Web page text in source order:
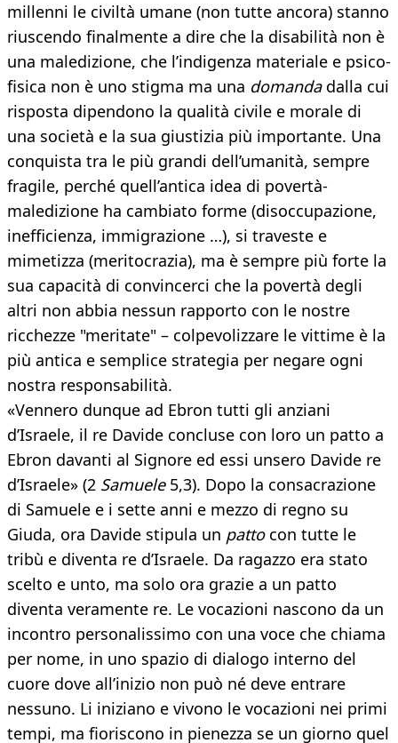
millenni le civiltà umane (non tutte ancora) stanno
riuscendo finalmente a dire che la disabilità non è
una maledizione, che l’indigenza materiale e psico-
fisica non è uno stigma ma una domandadalla cui
risposta dipendono la qualità civile e morale di
una società e la sua giustizia più importante. Una
conquista tra le più grandi dell’umanità, sempre
fragile, perché quell’antica idea di povertà-
maledizione ha cambiato forme (disoccupazione,
inefficienza, immigrazione …), si traveste e
mimetizza (meritocrazia), ma è sempre più forte la
sua capacità di convincerci che la povertà degli
altri non abbia nessun rapporto con le nostre
ricchezze "meritate" – colpevolizzare le vittime è la
più antica e semplice strategia per negare ogni
nostra responsabilità.
«Vennero dunque ad Ebron tutti gli anziani
d’Israele, il re Davide concluse con loro un patto a
Ebron davanti al Signore ed essi unsero Davide re
d’Israele» (2 Samuele5,3). Dopo la consacrazione
di Samuele e i sette anni e mezzo di regno su
Giuda, ora Davide stipula un pattocon tutte le
tribù e diventa re d’Israele. Da ragazzo era stato
scelto e unto, ma solo ora grazie a un patto
diventa veramente re. Le vocazioni nascono da un
incontro personalissimo con una voce che chiama
per nome, in uno spazio di dialogo interno del
cuore dove all’inizio non può né deve entrare
nessuno. Li iniziano e vivono le vocazioni nei primi
tempi, ma fioriscono in pienezza se un giorno quel